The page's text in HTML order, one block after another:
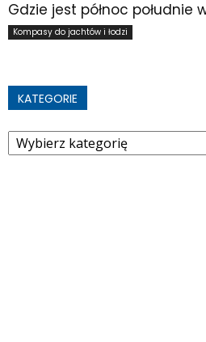
Gdzie jest północ południe
Kompasy do jachtów i łodzi
KATEGORIE
Kategorie